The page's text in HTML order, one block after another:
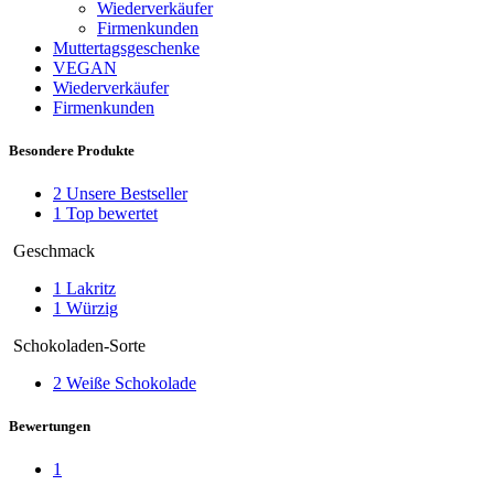
Wiederverkäufer
Firmenkunden
Muttertagsgeschenke
VEGAN
Wiederverkäufer
Firmenkunden
Besondere Produkte
2 Unsere Bestseller
1 Top bewertet
Geschmack
1 Lakritz
1 Würzig
Schokoladen-Sorte
2 Weiße Schokolade
Bewertungen
1